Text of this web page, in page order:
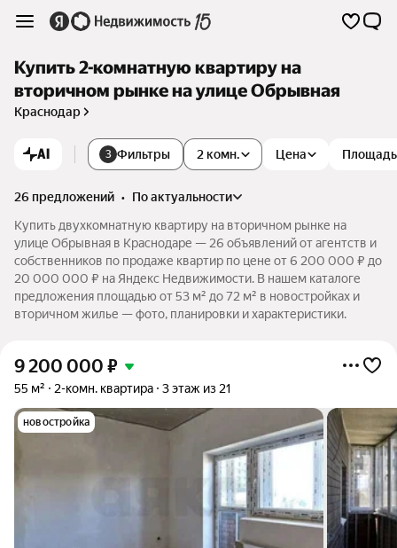
Купить 2-комнатную квартиру на
вторичном рынке на улице Обрывная
Краснодар
AI 3 Фильтры 2 комн. Цена Площадь
26 предложений •
по актуальности
Купить двухкомнатную квартиру на вторичном рынке на
улице Обрывная в Краснодаре — 26 объявлений от агентств и
собственников по продаже квартир по цене от 6 200 000 ₽ до
20 000 000 ₽ на Яндекс Недвижимости. В нашем каталоге
предложения площадью от 53 м² до 72 м² в новостройках и
вторичном жилье — фото, планировки и характеристики.
9 200 000 ₽
55 м² 2-комн. квартира 3 этаж из 21
новостройка